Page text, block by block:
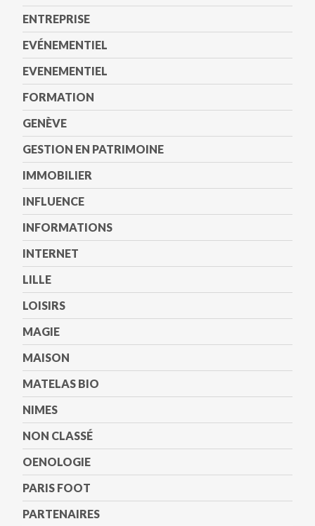
ENTREPRISE
EVÉNEMENTIEL
EVENEMENTIEL
FORMATION
GENÈVE
GESTION EN PATRIMOINE
IMMOBILIER
INFLUENCE
INFORMATIONS
INTERNET
LILLE
LOISIRS
MAGIE
MAISON
MATELAS BIO
NIMES
NON CLASSÉ
OENOLOGIE
PARIS FOOT
PARTENAIRES